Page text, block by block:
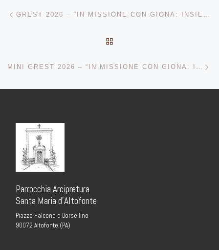
Navigazione articoli GREST 2026 – “IN MISSIONE CON GIONA: INSIEME SI PUÒ!”
MINI GREST 2026 – “IN MISSIONE CON GIONA: INSIEME SI PUÒ!” DAL 01 AL 10 LUGLIO – 09:00 – 12:00
Parrocchia Arcipretura
Santa Maria d’Altofonte
Piazza Falcone e Borsellino
90072 Altofonte (PA)